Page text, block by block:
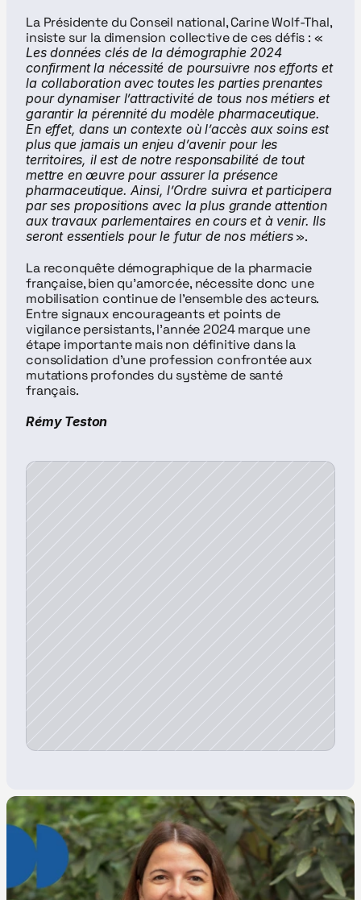
La Présidente du Conseil national, Carine Wolf-Thal,
Les données clés de la démographie 2024
confirment la nécessité de poursuivre nos efforts et
la collaboration avec toutes les parties prenantes
pour dynamiser l’attractivité de tous nos métiers et
garantir la pérennité du modèle pharmaceutique.
En effet, dans un contexte où l’accès aux soins est
plus que jamais un enjeu d’avenir pour les
territoires, il est de notre responsabilité de tout
mettre en œuvre pour assurer la présence
pharmaceutique. Ainsi, l’Ordre suivra et participera
par ses propositions avec la plus grande attention
aux travaux parlementaires en cours et à venir. Ils
seront essentiels pour le futur de nos métiers ».
La reconquête démographique de la pharmacie
française, bien qu’amorcée, nécessite donc une
mobilisation continue de l’ensemble des acteurs.
Entre signaux encourageants et points de
vigilance persistants, l’année 2024 marque une
étape importante mais non définitive dans la
consolidation d’une profession confrontée aux
mutations profondes du système de santé
français.
Rémy Teston